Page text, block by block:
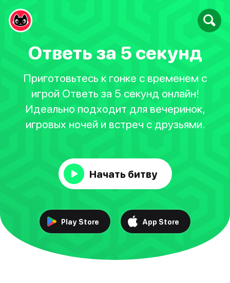
Ответь за 5 секунд
Приготовьтесь к гонке с временем с
игрой Ответь за 5 секунд онлайн!
Идеально подходит для вечеринок,
игровых ночей и встреч с друзьями.
Начать битву
Play Store App Store